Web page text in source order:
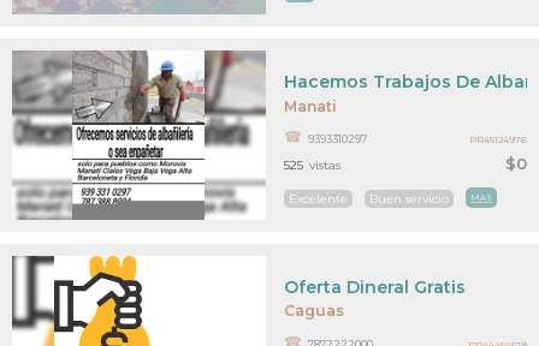
Manati
$0
Hacemos Trabajos De
9393310297
Excelente Buen servicio MAS
525 vistas
PR45124976
Caguas
Oferta Dineral Gratis